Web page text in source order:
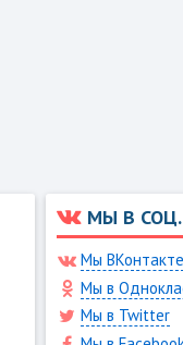
МЫ В
Мы ВКонтакте
Мы в
Мы в Twitter